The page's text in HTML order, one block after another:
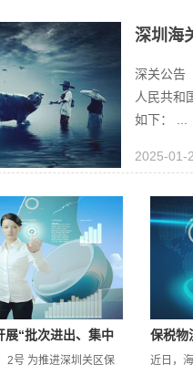
深圳海
深关公告
人民共和
如下： ...
2025-01-
展“批次进出、集中
告
2号 为推进深圳关区保
保税
近日，